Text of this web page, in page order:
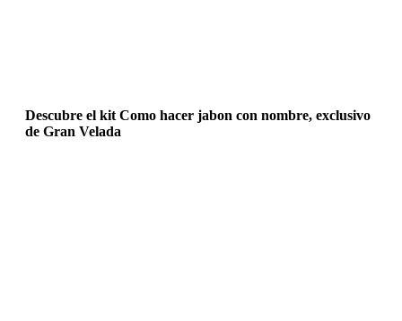
Descubre el kit Como hacer jabon con nombre, exclusivo
de Gran Velada